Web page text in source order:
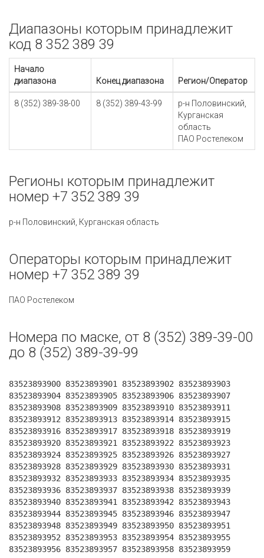
Диапазоны которым принадлежит
код 8 352 389 39
Начало
диапазона
Конец диапазона Регион/Оператор
8 (352) 389-38-00 8 (352) 389-43-99
р-н Половинский,
Курганская
область
ПАО Ростелеком
Регионы которым принадлежит
номер +7 352 389 39
р-н Половинский, Курганская область
Операторы которым принадлежит
номер +7 352 389 39
ПАО Ростелеком
Номера по маске, от 8 (352) 389-39-00
до 8 (352) 389-39-99
83523893900 83523893901 83523893902 83523893903
83523893904 83523893905 83523893906 83523893907
83523893908 83523893909 83523893910 83523893911
83523893912 83523893913 83523893914 83523893915
83523893916 83523893917 83523893918 83523893919
83523893920 83523893921 83523893922 83523893923
83523893924 83523893925 83523893926 83523893927
83523893928 83523893929 83523893930 83523893931
83523893932 83523893933 83523893934 83523893935
83523893936 83523893937 83523893938 83523893939
83523893940 83523893941 83523893942 83523893943
83523893944 83523893945 83523893946 83523893947
83523893948 83523893949 83523893950 83523893951
83523893952 83523893953 83523893954 83523893955
83523893956 83523893957 83523893958 83523893959